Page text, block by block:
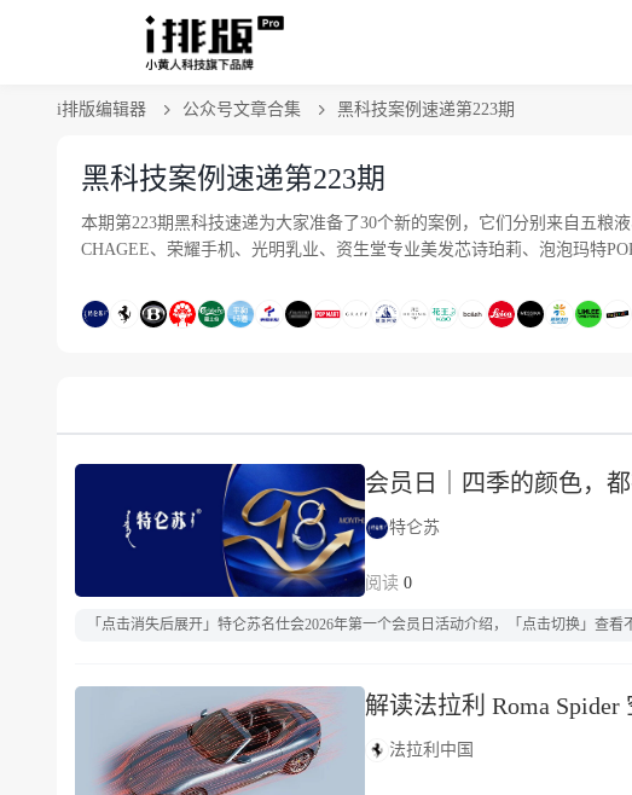
i排版编辑器 公众号文章合集 黑科技案例速递第223期
黑科技案例速递第223期
本期第223期黑科技速递为大家准备了30个新的案例，它们分别来自五粮
CHAGEE、荣耀手机、光明乳业、资生堂专业美发芯诗珀莉、泡泡玛特
会员日｜四季的颜色，
特仑苏
0
「点击消失后展开」特仑苏名仕会2026年第一个会员日活动介绍，「点击切换」查看
解读法拉利 Roma Spider
法拉利中国